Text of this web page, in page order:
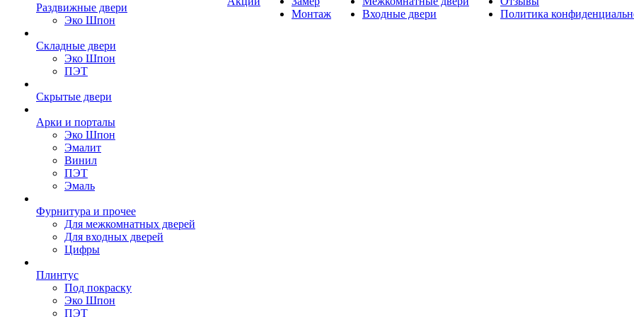
Раздвижные двери
Эко Шпон
Складные двери
Эко Шпон
ПЭТ
Скрытые двери
Арки и порталы
Эко Шпон
Эмалит
Винил
ПЭТ
Эмаль
Фурнитура и прочее
Для межкомнатных дверей
Для входных дверей
Цифры
Плинтус
Под покраску
Эко Шпон
ПЭТ
Монтаж
Входные двери
Политика